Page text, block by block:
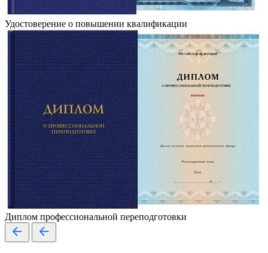
Удостоверение о повышении квалификации
Диплом профессиональной переподготовки